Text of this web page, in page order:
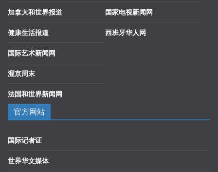
加拿大和世界报道
健康生活报道
国际艺术新闻网
渥京周末
法国和世界新闻网
国家电视新闻网
西班牙华人网
官方网站
国际记者证
世界华文媒体